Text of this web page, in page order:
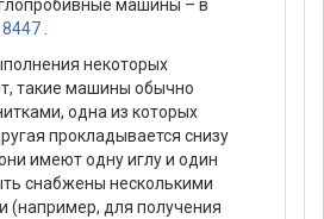
машины – в
8447
некоторых
такие машины обычно
одна из которых
прокладывается снизу
имеют одну иглу и один
снабжены несколькими
(например, для получения